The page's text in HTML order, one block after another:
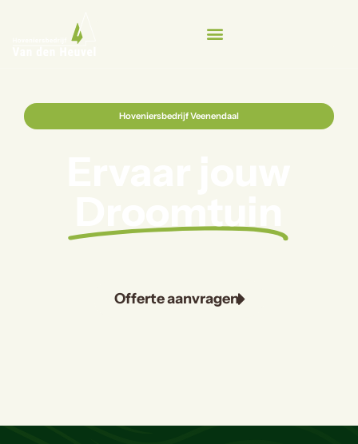
Hoveniersbedrijf Veenendaal
Offerte aanvragen